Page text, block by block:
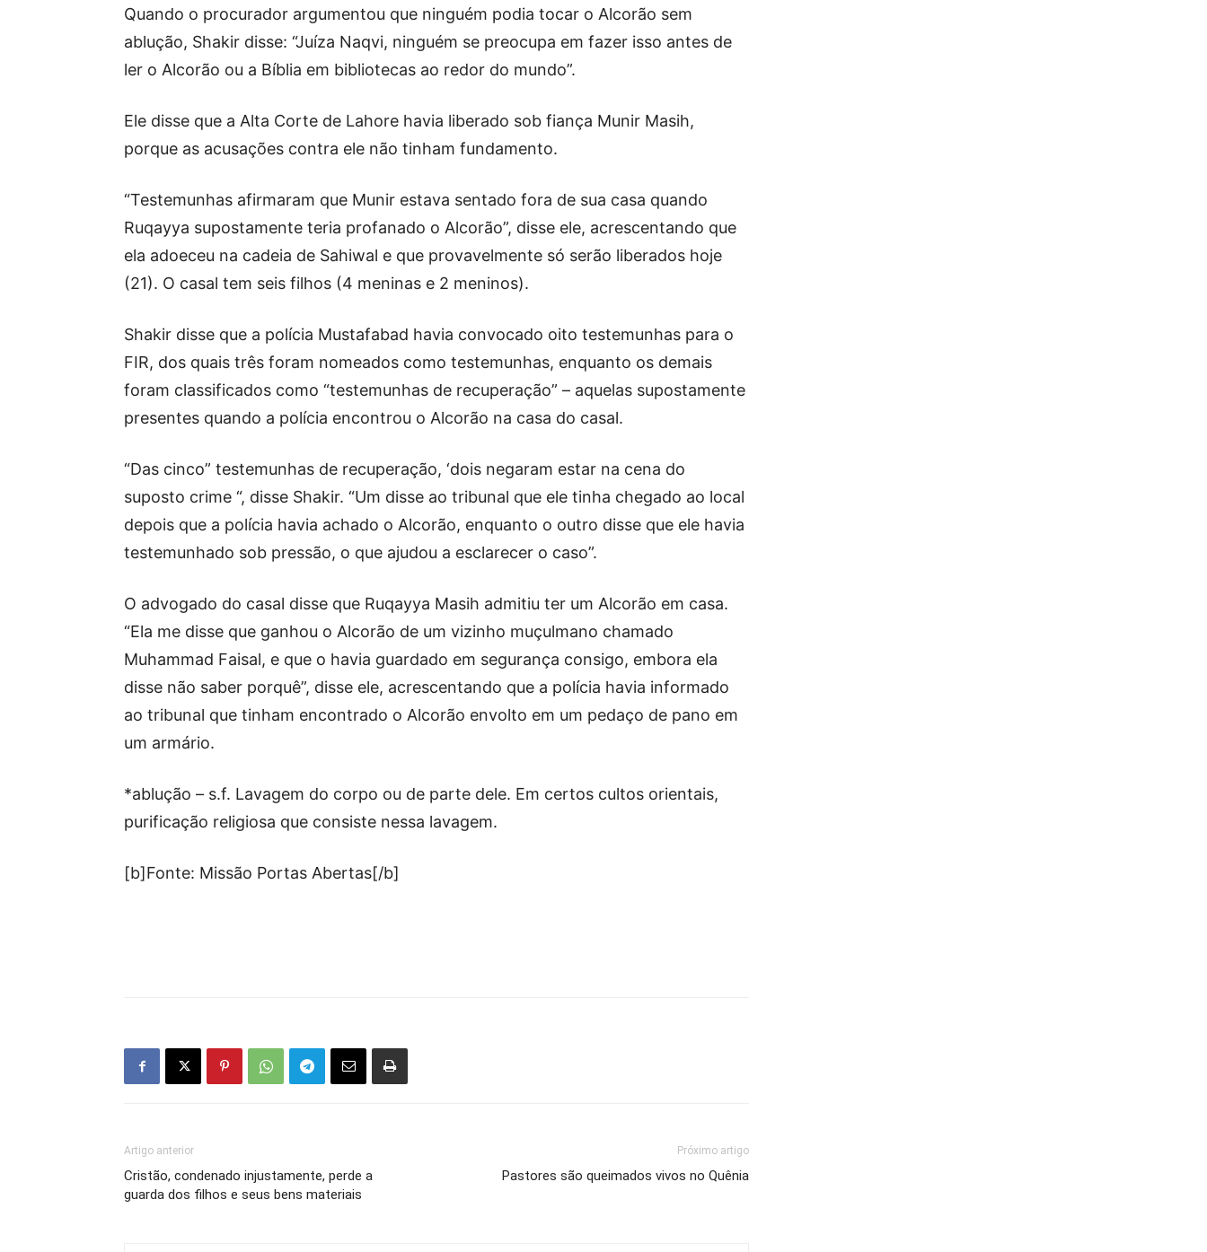
Quando o procurador argumentou que ninguém podia tocar o Alcorão sem
ablução, Shakir disse: “Juíza Naqvi, ninguém se preocupa em fazer isso antes de
ler o Alcorão ou a Bíblia em bibliotecas ao redor do mundo”.
Ele disse que a Alta Corte de Lahore havia liberado sob fiança Munir Masih,
porque as acusações contra ele não tinham fundamento.
“Testemunhas afirmaram que Munir estava sentado fora de sua casa quando
Ruqayya supostamente teria profanado o Alcorão”, disse ele, acrescentando que
ela adoeceu na cadeia de Sahiwal e que provavelmente só serão liberados hoje
(21). O casal tem seis filhos (4 meninas e 2 meninos).
Shakir disse que a polícia Mustafabad havia convocado oito testemunhas para o
FIR, dos quais três foram nomeados como testemunhas, enquanto os demais
foram classificados como “testemunhas de recuperação” – aquelas supostamente
presentes quando a polícia encontrou o Alcorão na casa do casal.
“Das cinco” testemunhas de recuperação, ‘dois negaram estar na cena do
suposto crime “, disse Shakir. “Um disse ao tribunal que ele tinha chegado ao local
depois que a polícia havia achado o Alcorão, enquanto o outro disse que ele havia
testemunhado sob pressão, o que ajudou a esclarecer o caso”.
O advogado do casal disse que Ruqayya Masih admitiu ter um Alcorão em casa.
“Ela me disse que ganhou o Alcorão de um vizinho muçulmano chamado
Muhammad Faisal, e que o havia guardado em segurança consigo, embora ela
disse não saber porquê”, disse ele, acrescentando que a polícia havia informado
ao tribunal que tinham encontrado o Alcorão envolto em um pedaço de pano em
um armário.
*ablução – s.f. Lavagem do corpo ou de parte dele. Em certos cultos orientais,
purificação religiosa que consiste nessa lavagem.
[b]Fonte: Missão Portas Abertas[/b]
Artigo anterior
Cristão, condenado injustamente, perde a
guarda dos filhos e seus bens materiais
Próximo artigo
Pastores são queimados vivos no Quênia